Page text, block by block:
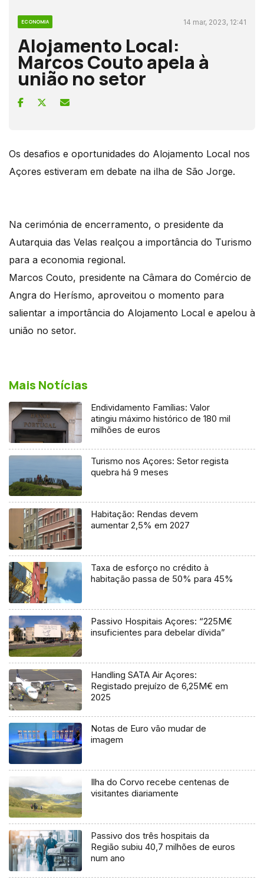
ECONOMIA 14 mar, 2023, 12:41
Alojamento Local:
Marcos Couto apela à
união no setor
Os desafios e oportunidades do Alojamento Local nos
Açores estiveram em debate na ilha de São Jorge.
Na cerimónia de encerramento, o presidente da
Autarquia das Velas realçou a importância do Turismo
para a economia regional.
Marcos Couto, presidente na Câmara do Comércio de
Angra do Herísmo, aproveitou o momento para
salientar a importância do Alojamento Local e apelou à
união no setor.
Mais Notícias
Endividamento Famílias: Valor
atingiu máximo histórico de 180 mil
milhões de euros
Turismo nos Açores: Setor regista
quebra há 9 meses
Habitação: Rendas devem
aumentar 2,5% em 2027
Taxa de esforço no crédito à
habitação passa de 50% para 45%
Passivo Hospitais Açores: “225M€
insuficientes para debelar dívida”
Handling SATA Air Açores:
Registado prejuízo de 6,25M€ em
2025
Notas de Euro vão mudar de
imagem
Ilha do Corvo recebe centenas de
visitantes diariamente
Passivo dos três hospitais da
Região subiu 40,7 milhões de euros
num ano